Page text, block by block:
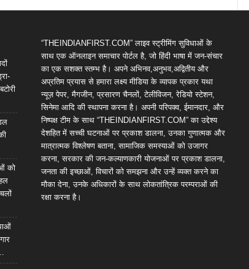
को
“THEINDIANFIRST.COM” लाइव स्ट्रीमिंग सुविधाओं के
साथ एक ऑनलाइन समाचार पोर्टल है, जो हिंदी भाषा में जन-संचार
का एक सशक्त स्तम्भ है। अपने अभिनव,अनुभव,अद्वितीय और
अप्रतिम प्रयास से हमारा लक्ष्य मीडिया के व्यापक प्रकार यथा
न्यूज़ पेपर, मैगजीन, प्रसारण चैनलों, टेलीविजन, रेडियो स्टेशन,
सिनेमा आदि की स्थापना करना है। अपनी परिपक्व, ईमानदार, और
निष्पक्ष टीम के साथ “THEINDIANFIRST.COM” का उद्देश्य
देशहित में सच्ची घटनाओं पर प्रकाश डालना, उनका गुणात्मक और
मात्रात्मक विश्लेषण बताना, सामाजिक समस्याओं को उजागर
करना, सरकार की जन-कल्याणकारी योजनाओं पर प्रकाश डालना,
जनता की इच्छाओं, विचारों को समझना और उन्हें व्यक्त करने का
मौका देना, उनके अधिकारों के साथ लोकतांत्रिक परम्पराओं की
रक्षा करना है।